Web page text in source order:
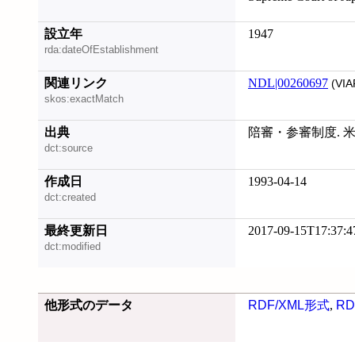
設立年
rda:dateOfEstablishment
1947
関連リンク
skos:exactMatch
NDL|00260697
出典
dct:source
陪審・参審制度.
作成日
dct:created
1993-04-14
最終更新日
dct:modified
2017-09-
他形式のデータ RDF/XML形式,